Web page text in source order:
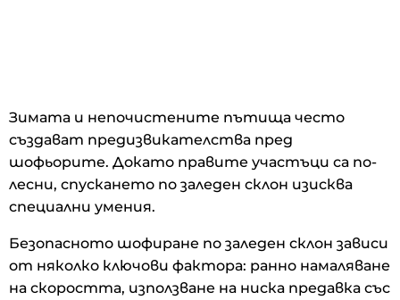
Зимата и непочистените пътища често
създават предизвикателства пред
шофьорите. Докато правите участъци са по-
лесни, спускането по заледен склон изисква
специални умения.
Безопасното шофиране по заледен склон зависи
от няколко ключови фактора: ранно намаляване
на скоростта, използване на ниска предавка със